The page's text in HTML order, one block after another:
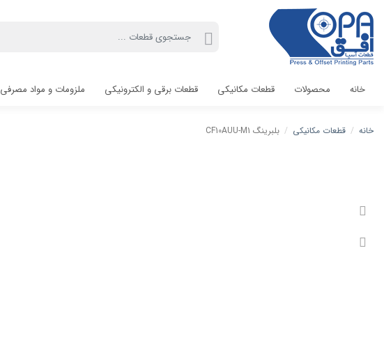
خانه محصولات قطعات مکانیکی قطعات برقی و الکترونیکی ملزومات و مواد مصرفی
خانه / قطعات مکانیکی / بلبرینگ CF10AUU-M1